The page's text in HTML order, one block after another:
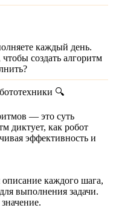
каждый день.
создать алгоритм
🔍
— это суть
диктует, как робот
эффективность и
каждого шага,
выполнения задачи.